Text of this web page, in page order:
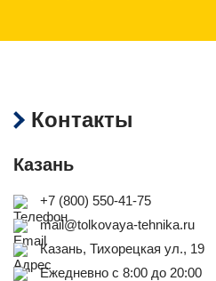
Контакты
Казань
+7 (800) 550‑41‑75
mail@tolkovaya-tehnika.ru
Казань, Тихорецкая ул., 19
Ежедневно с 8:00 до 20:00